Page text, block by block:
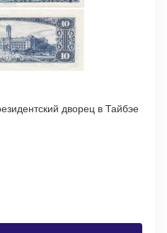
дворец в Тайбэе